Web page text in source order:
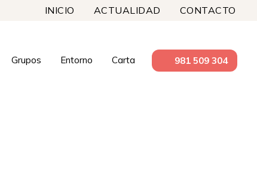
INICIO ACTUALIDAD CONTACTO
Grupos Entorno Carta 981 509 304